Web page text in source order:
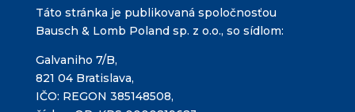
Táto stránka je publikovaná spoločnosťou
Bausch & Lomb Poland sp. z o.o., so sídlom:
Galvaniho 7/B,
821 04 Bratislava,
IČO: REGON 385148508,